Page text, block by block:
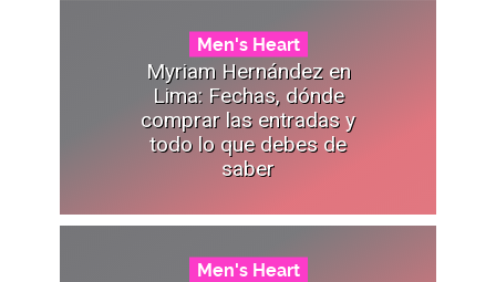
Men's Heart
Myriam Hernández en
Lima: Fechas, dónde
comprar las entradas y
todo lo que debes de
saber
Men's Heart